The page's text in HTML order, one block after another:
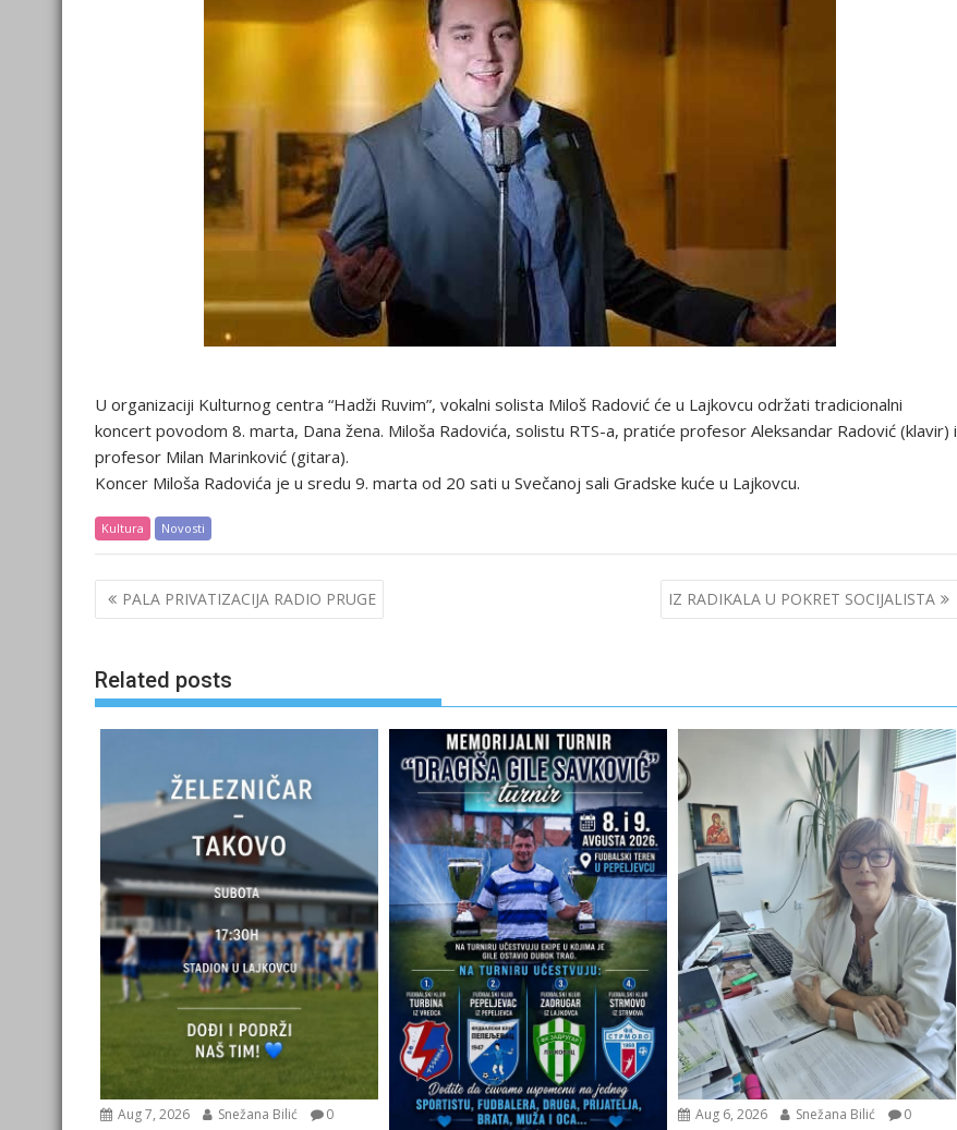
U organizaciji Kulturnog centra “Hadži Ruvim”, vokalni solista Miloš Radović će u Lajkovcu održati tradicionalni
koncert povodom 8. marta, Dana žena. Miloša Radovića, solistu RTS-a, pratiće profesor Aleksandar Radović (klavir) i
profesor Milan Marinković (gitara).
Koncer Miloša Radovića je u sredu 9. marta od 20 sati u Svečanoj sali Gradske kuće u Lajkovcu.
Kultura Novosti
Post
navigation
PALA PRIVATIZACIJA RADIO PRUGE IZ RADIKALA U POKRET SOCIJALISTA
Related posts
Aug 7, 2026 Snežana Bilić 0 Aug 6, 2026 Snežana Bilić 0